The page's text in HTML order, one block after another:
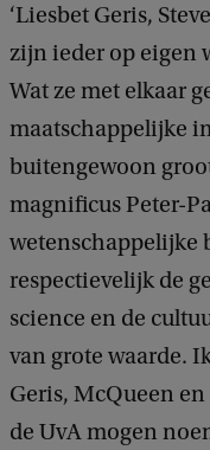
‘Liesbet Geris,
zijn ieder op eigen
Wat ze met elkaar
maatschappelijke
buitengewoon
magnificus Peter-
wetenschappelijke
respectievelijk de
science en de
van grote waarde.
Geris, McQueen
de UvA mogen